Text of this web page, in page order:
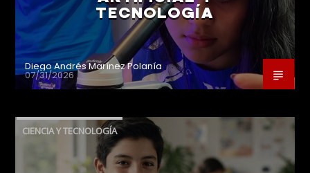
TECNOLOGÍA
Diego Andrés Marínez Polanía
07/31/2026
CIENCIA Y TECNOLOGÍA